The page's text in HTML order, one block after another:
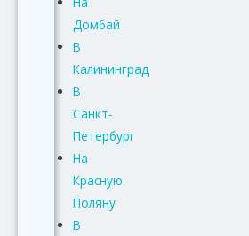
Домбай
В
Калининград
В
Санкт-
Петербург
На
Красную
Поляну
В